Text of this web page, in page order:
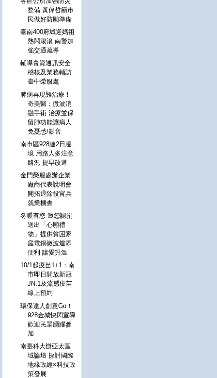
整備 黃偉哲籲市
民做好防颱準備
臺南400府城迎媽祖
熱鬧滾滾 南警加
強交通疏導
輔導會資通訊安全
稽核及業務輔訪
臺中榮服處
肺病再現難治療！
奇美醫：微波消
融手術 治療並保
留肺功能讓病人
免憂愁/影音
南市區928連2日遶
境 用路人多注意
路況 提早改道
金門榮服處辦企業
廠商代表說明會
開拓退除役官兵
就業機會
冬暖有您 邀您認捐
送出「心願禮
物」提供貧困家
庭電鍋微波爐添
便利 讓愛升溫
10/1起疫苗1+1：南
市即日開放新冠
JN.1及流感疫苗
線上預約
環保達人創意Go！
928金城快閃宣導
歡迎民眾踴躍參
加
南臺科大辦亞太區
域論壇 探討國際
地緣政經×科技政
策發展